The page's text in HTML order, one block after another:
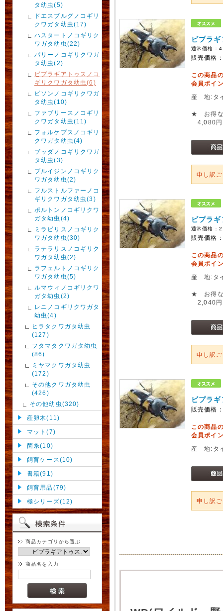
タ幼虫(5)
ドエスブルグノコギリ
クワガタ幼虫(17)
ハスタートノコギリク
ワガタ幼虫(22)
パリーノコギリクワガ
タ幼虫(2)
ビプラギアトゥスノコ
ギリクワガタ幼虫(6)
ビソンノコギリクワガ
タ幼虫(10)
ファブリースノコギリ
クワガタ幼虫(11)
フォルケプスノコギリ
クワガタ幼虫(4)
ブッダノコギリクワガ
タ幼虫(3)
ブルイジンノコギリク
ワガタ幼虫(2)
フルストルファーノコ
ギリクワガタ幼虫(3)
ポルトンノコギリクワ
ガタ幼虫(4)
ミラビリスノコギリク
ワガタ幼虫(30)
ラテラリスノコギリク
ワガタ幼虫(2)
ラフェルトノコギリク
ワガタ幼虫(5)
ルマウィノコギリクワ
ガタ幼虫(2)
レニノコギリクワガタ
幼虫(4)
ヒラタクワガタ幼虫
(127)
フタマタクワガタ幼虫
(86)
ミヤマクワガタ幼虫
(172)
その他クワガタ幼虫
(426)
その他幼虫(320)
産卵木(11)
マット(7)
菌糸(10)
飼育ケース(10)
書籍(91)
飼育用品(79)
極シリーズ(12)
商品カテゴリから選ぶ
商品名を入力
ビプラ
通常価格：
販売価格
この商品
会員ポイ
産 地:タ
★ お得
4,080
申し訳
ビプラ
通常価格：
販売価格
この商品
会員ポイ
産 地:タ
★ お得
2,040
申し訳
ビプラ
販売価格
この商品
会員ポイ
産 地:タ
申し訳